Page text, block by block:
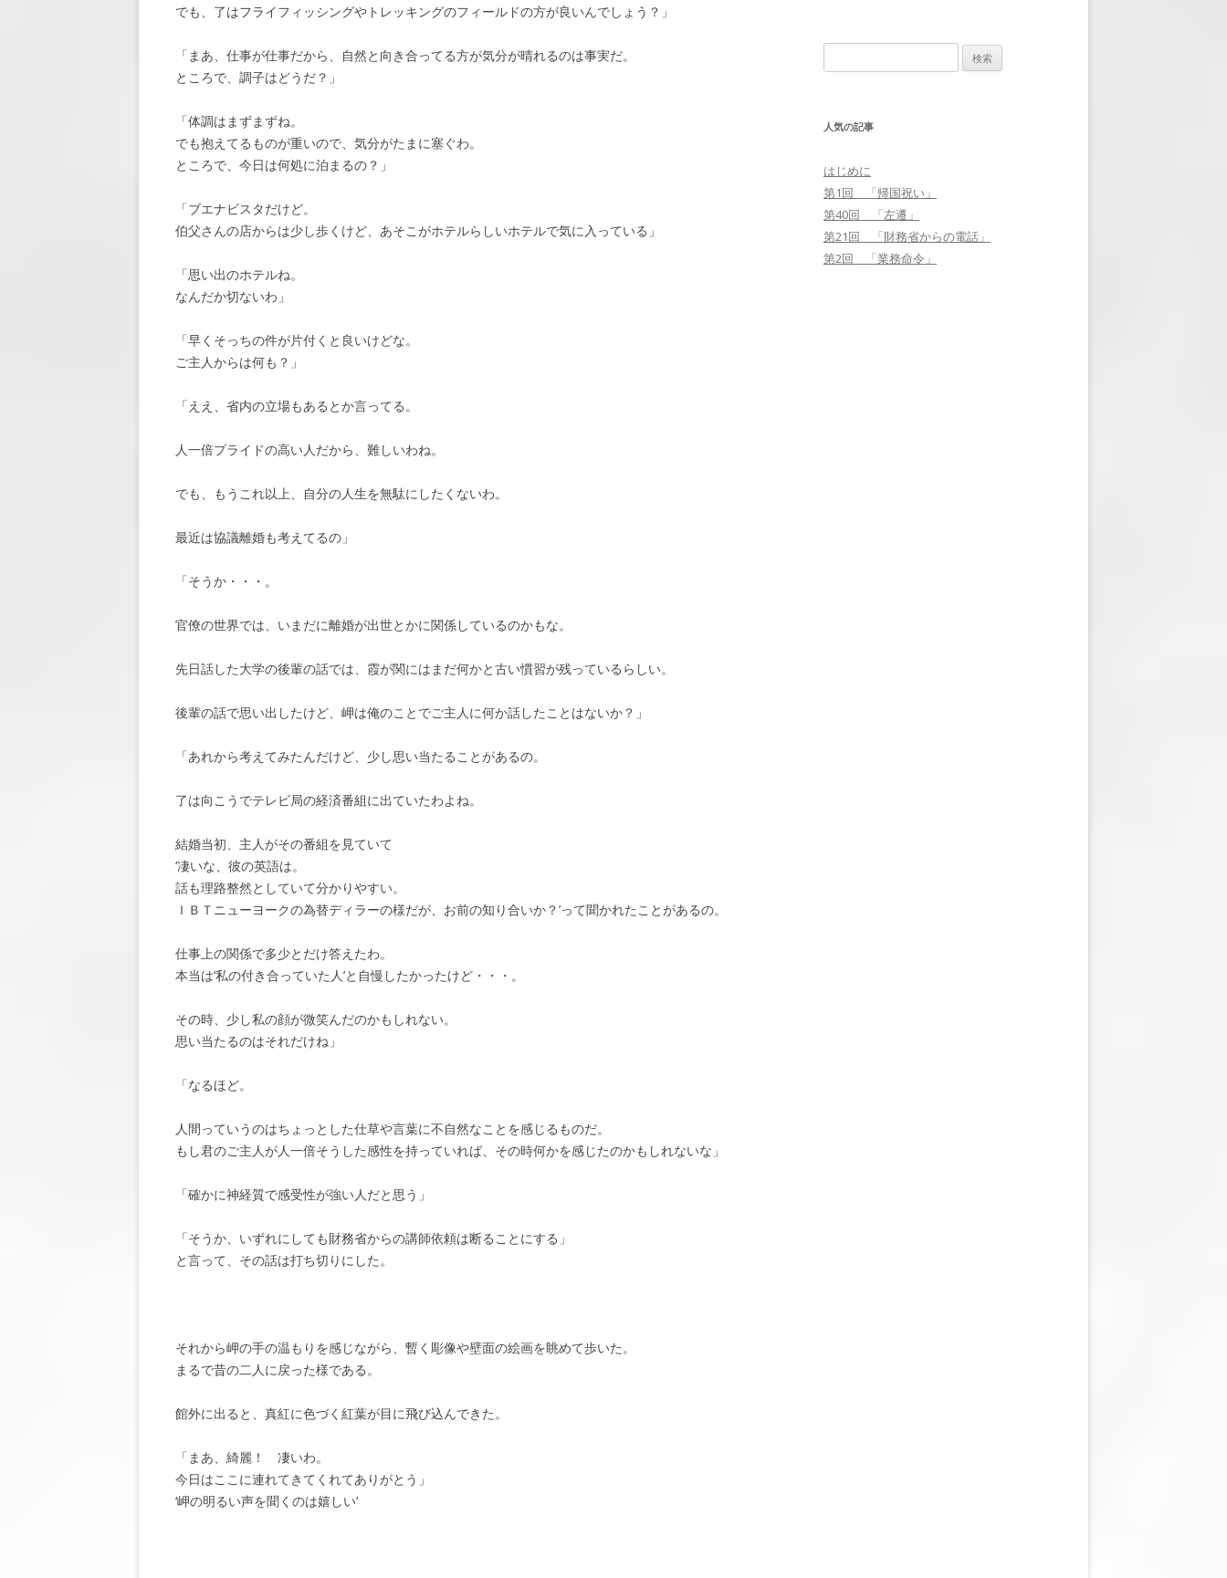
でも、了はフライフィッシングやトレッキングのフィールドの方が良いんでしょう？」
「まあ、仕事が仕事だから、自然と向き合ってる方が気分が晴れるのは事実だ。
ところで、調子はどうだ？」
「体調はまずまずね。
でも抱えてるものが重いので、気分がたまに塞ぐわ。
ところで、今日は何処に泊まるの？」
「ブエナビスタだけど。
伯父さんの店からは少し歩くけど、あそこがホテルらしいホテルで気に入っている」
「思い出のホテルね。
なんだか切ないわ」
「早くそっちの件が片付くと良いけどな。
ご主人からは何も？」
「ええ、省内の立場もあるとか言ってる。
人一倍プライドの高い人だから、難しいわね。
でも、もうこれ以上、自分の人生を無駄にしたくないわ。
最近は協議離婚も考えてるの」
「そうか・・・。
官僚の世界では、いまだに離婚が出世とかに関係しているのかもな。
先日話した大学の後輩の話では、霞が関にはまだ何かと古い慣習が残っているらしい。
後輩の話で思い出したけど、岬は俺のことでご主人に何か話したことはないか？」
「あれから考えてみたんだけど、少し思い当たることがあるの。
了は向こうでテレビ局の経済番組に出ていたわよね。
結婚当初、主人がその番組を見ていて
‘凄いな、彼の英語は。
話も理路整然としていて分かりやすい。
ＩＢＴニューヨークの為替ディラーの様だが、お前の知り合いか？’って聞かれたことがあるの。
仕事上の関係で多少とだけ答えたわ。
本当は‘私の付き合っていた人’と自慢したかったけど・・・。
その時、少し私の顔が微笑んだのかもしれない。
思い当たるのはそれだけね」
「なるほど。
人間っていうのはちょっとした仕草や言葉に不自然なことを感じるものだ。
もし君のご主人が人一倍そうした感性を持っていれば、その時何かを感じたのかもしれないな」
「確かに神経質で感受性が強い人だと思う」
「そうか、いずれにしても財務省からの講師依頼は断ることにする」
と言って、その話は打ち切りにした。
それから岬の手の温もりを感じながら、暫く彫像や壁面の絵画を眺めて歩いた。
まるで昔の二人に戻った様である。
館外に出ると、真紅に色づく紅葉が目に飛び込んできた。
「まあ、綺麗！ 凄いわ。
今日はここに連れてきてくれてありがとう」
‘岬の明るい声を聞くのは嬉しい’
索
人気の記事
はじめに
第1回 「帰国祝い」
第40回 「左遷」
第21回 「財務省からの電話」
第2回 「業務命令」